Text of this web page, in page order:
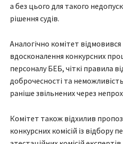
а без цього для такого
рішення судів.
Аналогічно комітет
вдосконалення конкурсних
персоналу БЕБ, чіткі правила
доброчесності та
раніше звільнених через
Комітет також відхилив
конкурсних комісій із відбору